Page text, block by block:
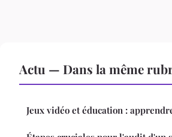
Actu — Dans la même
Jeux vidéo et éducation :